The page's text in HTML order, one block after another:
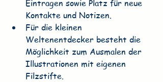
Eintragen sowie Platz für neue
Kontakte und Notizen.
Für die kleinen
Weltenentdecker besteht die
Möglichkeit zum Ausmalen der
Illustrationen mit eigenen
Filzstifte.